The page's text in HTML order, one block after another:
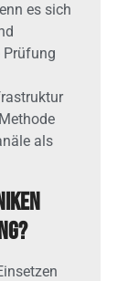
es sich
Prüfung
als